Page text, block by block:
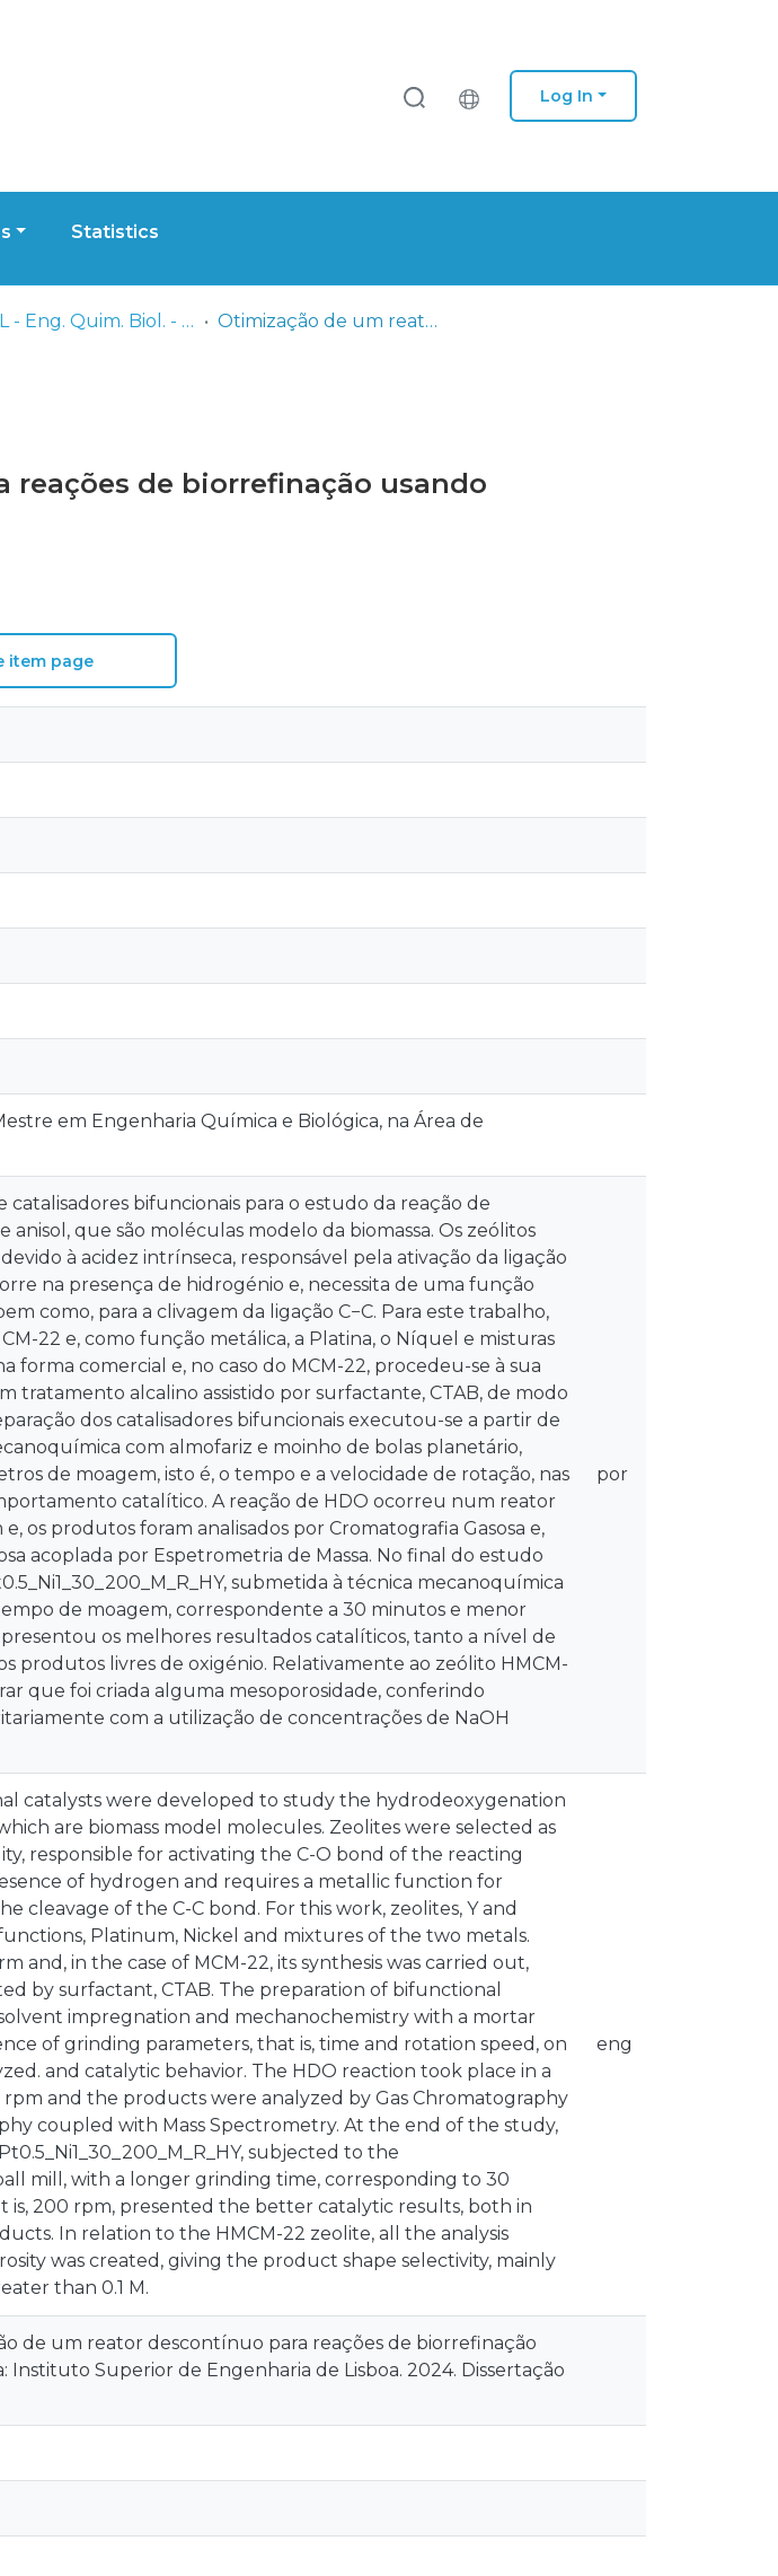
Log In
Statistics
ISEL - Eng. Quim. Biol. - Dissertações de Mestrado Otimização de um reator descontínuo para reações de biorrefinação usando catalisadores bifuncionais
de biorrefinação usando
item page
em Engenharia Química e Biológica, na Área de
bifuncionais para o estudo da reação de
que são moléculas modelo da biomassa. Os zeólitos
à acidez intrínseca, responsável pela ativação da ligação
na presença de hidrogénio e, necessita de uma função
como, para a clivagem da ligação C−C. Para este trabalho,
22 e, como função metálica, a Platina, o Níquel e misturas
forma comercial e, no caso do MCM-22, procedeu-se à sua
tratamento alcalino assistido por surfactante, CTAB, de modo
dos catalisadores bifuncionais executou-se a partir de
com almofariz e moinho de bolas planetário,
de moagem, isto é, o tempo e a velocidade de rotação, nas
catalítico. A reação de HDO ocorreu num reator
os produtos foram analisados por Cromatografia Gasosa e,
acoplada por Espetrometria de Massa. No final do estudo
submetida à técnica mecanoquímica
de moagem, correspondente a 30 minutos e menor
os melhores resultados catalíticos, tanto a nível de
produtos livres de oxigénio. Relativamente ao zeólito HMCM-
que foi criada alguma mesoporosidade, conferindo
com a utilização de concentrações de NaOH
por
catalysts were developed to study the hydrodeoxygenation
are biomass model molecules. Zeolites were selected as
responsible for activating the C-O bond of the reacting
of hydrogen and requires a metallic function for
cleavage of the C-C bond. For this work, zeolites, Y and
Platinum, Nickel and mixtures of the two metals.
and, in the case of MCM-22, its synthesis was carried out,
by surfactant, CTAB. The preparation of bifunctional
impregnation and mechanochemistry with a mortar
of grinding parameters, that is, time and rotation speed, on
and catalytic behavior. The HDO reaction took place in a
rpm and the products were analyzed by Gas Chromatography
coupled with Mass Spectrometry. At the end of the study,
subjected to the
mill, with a longer grinding time, corresponding to 30
is, 200 rpm, presented the better catalytic results, both in
In relation to the HMCM-22 zeolite, all the analysis
was created, giving the product shape selectivity, mainly
than 0.1 M.
eng
de um reator descontínuo para reações de biorrefinação
Instituto Superior de Engenharia de Lisboa. 2024. Dissertação